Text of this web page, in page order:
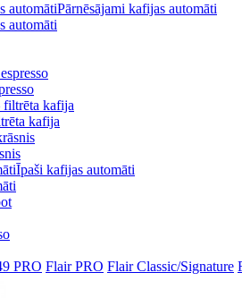
Pārnēsājami kafijas automāti
kafija
Īpaši kafijas automāti
PRO Flair PRO Flair Classic/Signature